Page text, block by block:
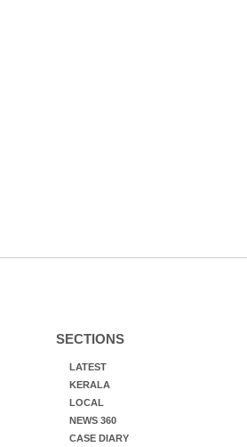
SECTIONS
LATEST
KERALA
LOCAL
NEWS 360
CASE DIARY